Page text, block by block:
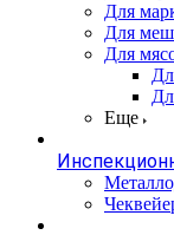
Для
Для
Для
Еще